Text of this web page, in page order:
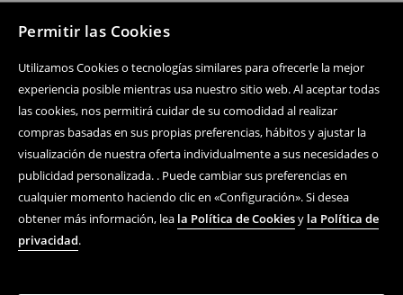
Permitir las Cookies
Utilizamos Cookies o tecnologías similares para ofrecerle la mejor
experiencia posible mientras usa nuestro sitio web. Al aceptar todas
las cookies, nos permitirá cuidar de su comodidad al realizar
compras basadas en sus propias preferencias, hábitos y ajustar la
visualización de nuestra oferta individualmente a sus necesidades o
publicidad personalizada. . Puede cambiar sus preferencias en
cualquier momento haciendo clic en «Configuración». Si desea
obtener más información, lea la Política de Cookiesy la Política de
privacidad.
Siguenos
Centro de ayuda
Compra En Línea
Términos y condiciones